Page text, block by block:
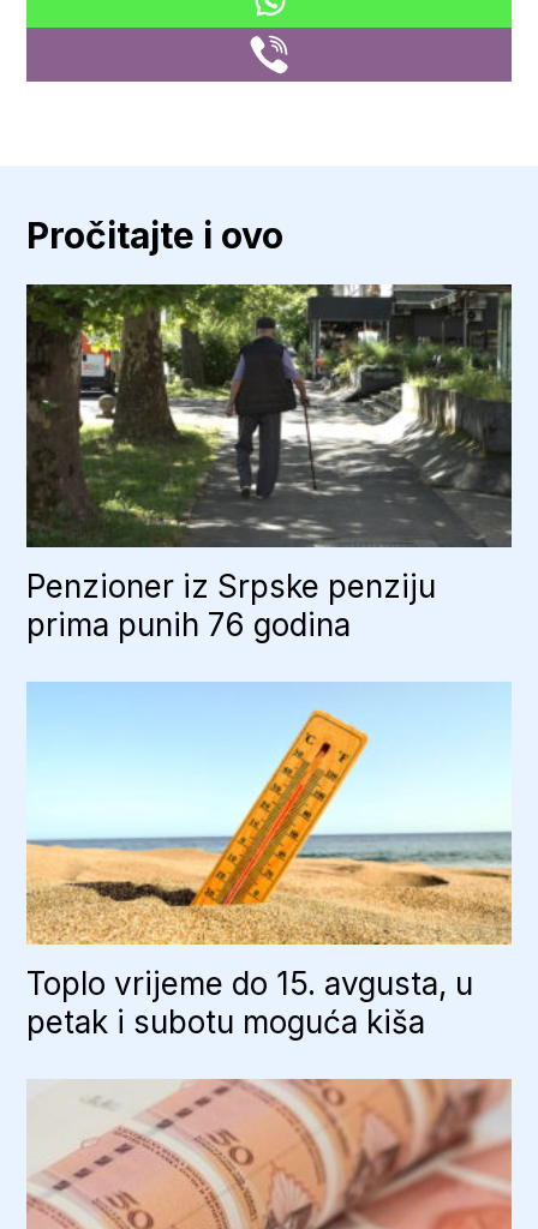
Pročitajte i ovo
Penzioner iz Srpske penziju
prima punih 76 godina
Toplo vrijeme do 15. avgusta, u
petak i subotu moguća kiša